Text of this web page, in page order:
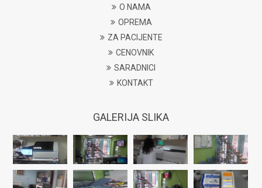
O NAMA
OPREMA
ZA PACIJENTE
CENOVNIK
SARADNICI
KONTAKT
GALERIJA SLIKA